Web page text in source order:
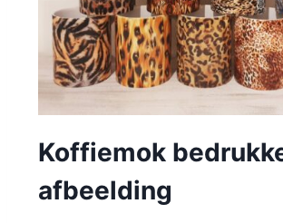
Koffiemok
afbeelding